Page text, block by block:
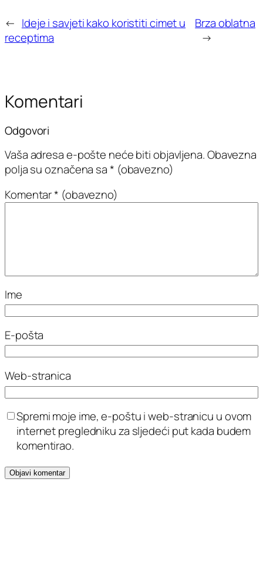
← Ideje i savjeti kako koristiti cimet u
receptima
Brza oblatna
→
Komentari
Odgovori
Vaša adresa e-pošte neće biti objavljena.Obavezna
polja su označena sa* (obavezno)
Komentar* (obavezno)
Ime
E-pošta
Web-stranica
Spremi moje ime, e-poštu i web-stranicu u ovom
internet pregledniku za sljedeći put kada budem
komentirao.